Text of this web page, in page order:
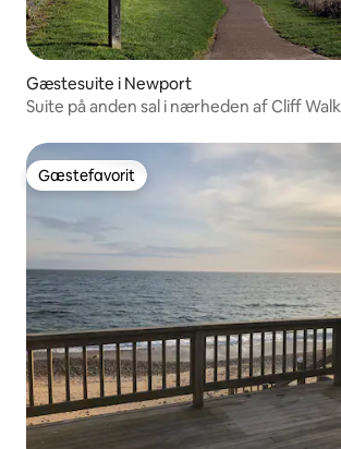
Gæstesuite i Newport
Suite på anden sal i nærheden af Cliff Walk
Gæstefavorit
Gæstefavorit